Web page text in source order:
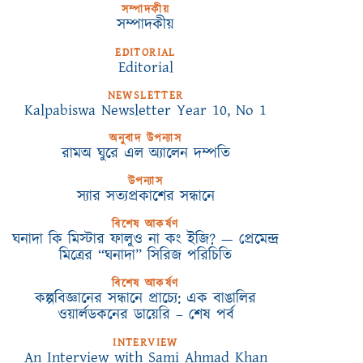
সম্পাদকীয়
সম্পাদকীয়
EDITORIAL
Editorial
NEWSLETTER
Kalpabiswa Newsletter Year 10, No 1
অনুবাদ উপন্যাস
রামঅ ঘুরে এল অ্যালেন দম্পতি
উপন্যাস
স্যার সত্যপ্রকাশের সন্ধানে
বিশেষ আকর্ষণ
ঘনাদা কি মিস্টার ফালুও না কং ইজি? — প্রেমেন্দ্র
মিত্রের “ঘনাদা” সিরিজ পরিচিতি
বিশেষ আকর্ষণ
কল্পবিজ্ঞানের সন্ধানে প্রাচ্যে: এক বাঙালির
ওয়ার্লডকনের ডায়েরি – শেষ পর্ব
INTERVIEW
An Interview with Sami Ahmad Khan